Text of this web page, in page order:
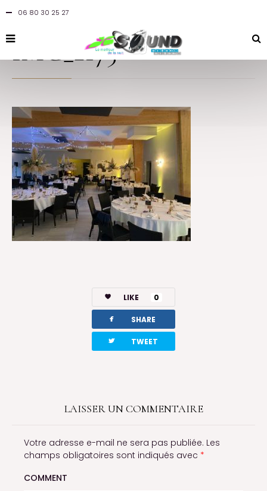
06 80 30 25 27
IMG_2175
LIKE 0
facebook SHARE
twitterbird TWEET
LAISSER UN COMMENTAIRE
Votre adresse e-mail ne sera pas publiée. Les
champs obligatoires sont indiqués avec *
COMMENT